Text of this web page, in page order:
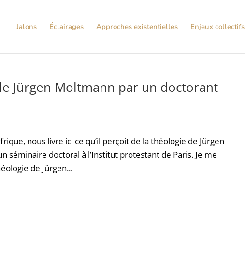
Jalons Éclairages Approches existentielles Enjeux collectifs
Jürgen Moltmann par un doctorant
nous livre ici ce qu’il perçoit de la théologie de Jürgen
séminaire doctoral à l’Institut protestant de Paris. Je me
de Jürgen...